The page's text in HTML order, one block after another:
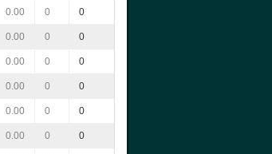
0.00 0 0
0.00 0 0
0.00 0 0
0.00 0 0
0.00 0 0
0.00 0 0